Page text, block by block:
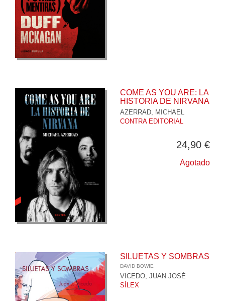
COME AS YOU ARE: LA
HISTORIA DE NIRVANA
AZERRAD, MICHAEL
CONTRA EDITORIAL
24,90 €
Agotado
SILUETAS Y SOMBRAS
DAVID BOWIE
VICEDO, JUAN JOSÉ
SÍLEX